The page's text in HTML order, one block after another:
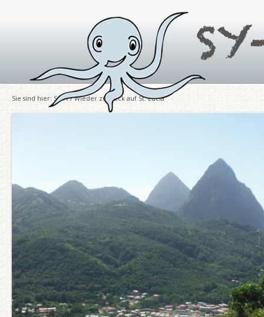
Sie sind hier: Start/ Wieder zurueck auf St. Lucia